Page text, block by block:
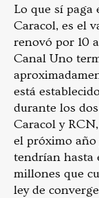
Lo que sí paga
Caracol, es el
renovó por 10
Canal Uno
está
durante los
Caracol y
el próximo año
tendrían hasta
millones que
ley de